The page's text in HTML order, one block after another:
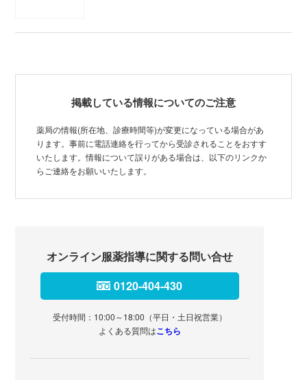
掲載している情報についてのご注意
薬局の情報(所在地、診療時間等)が変更になっている場合があ
ります。事前に電話連絡を行ってから受診されることをおすす
いたします。情報について誤りがある場合は、以下のリンクか
らご連絡をお願いいたします。
オンライン服薬指導に関する問い合せ
0120-404-430
受付時間：10:00～18:00（平日・土日祝営業）
よくある質問はこちら